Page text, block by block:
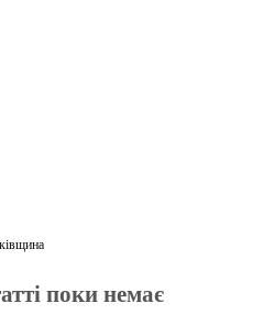
поки немає